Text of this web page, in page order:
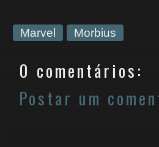
Marvel Morbius
0 comentários:
Postar um